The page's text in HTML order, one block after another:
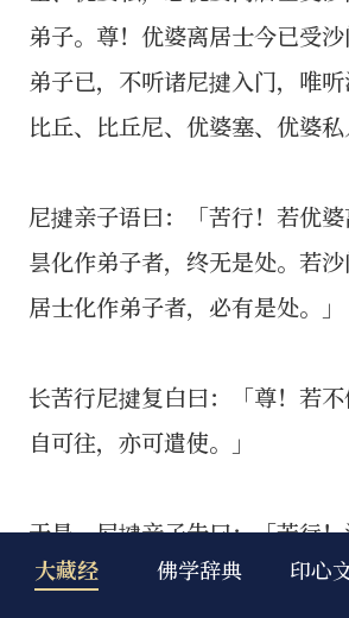
弟子。尊！优婆离居士今已受
弟子已，不听诸尼揵入门，唯听
比丘、比丘尼、优婆塞、优婆私
尼揵亲子语曰：「苦行！若优
昙化作弟子者，终无是处。若
居士化作弟子者，必有是处。」
长苦行尼揵复白曰：「尊！若
自可往，亦可遣使。」
于是，尼揵亲子告曰：「苦行
看之，为优婆离居士受沙门瞿
大藏经 佛学辞典 印心